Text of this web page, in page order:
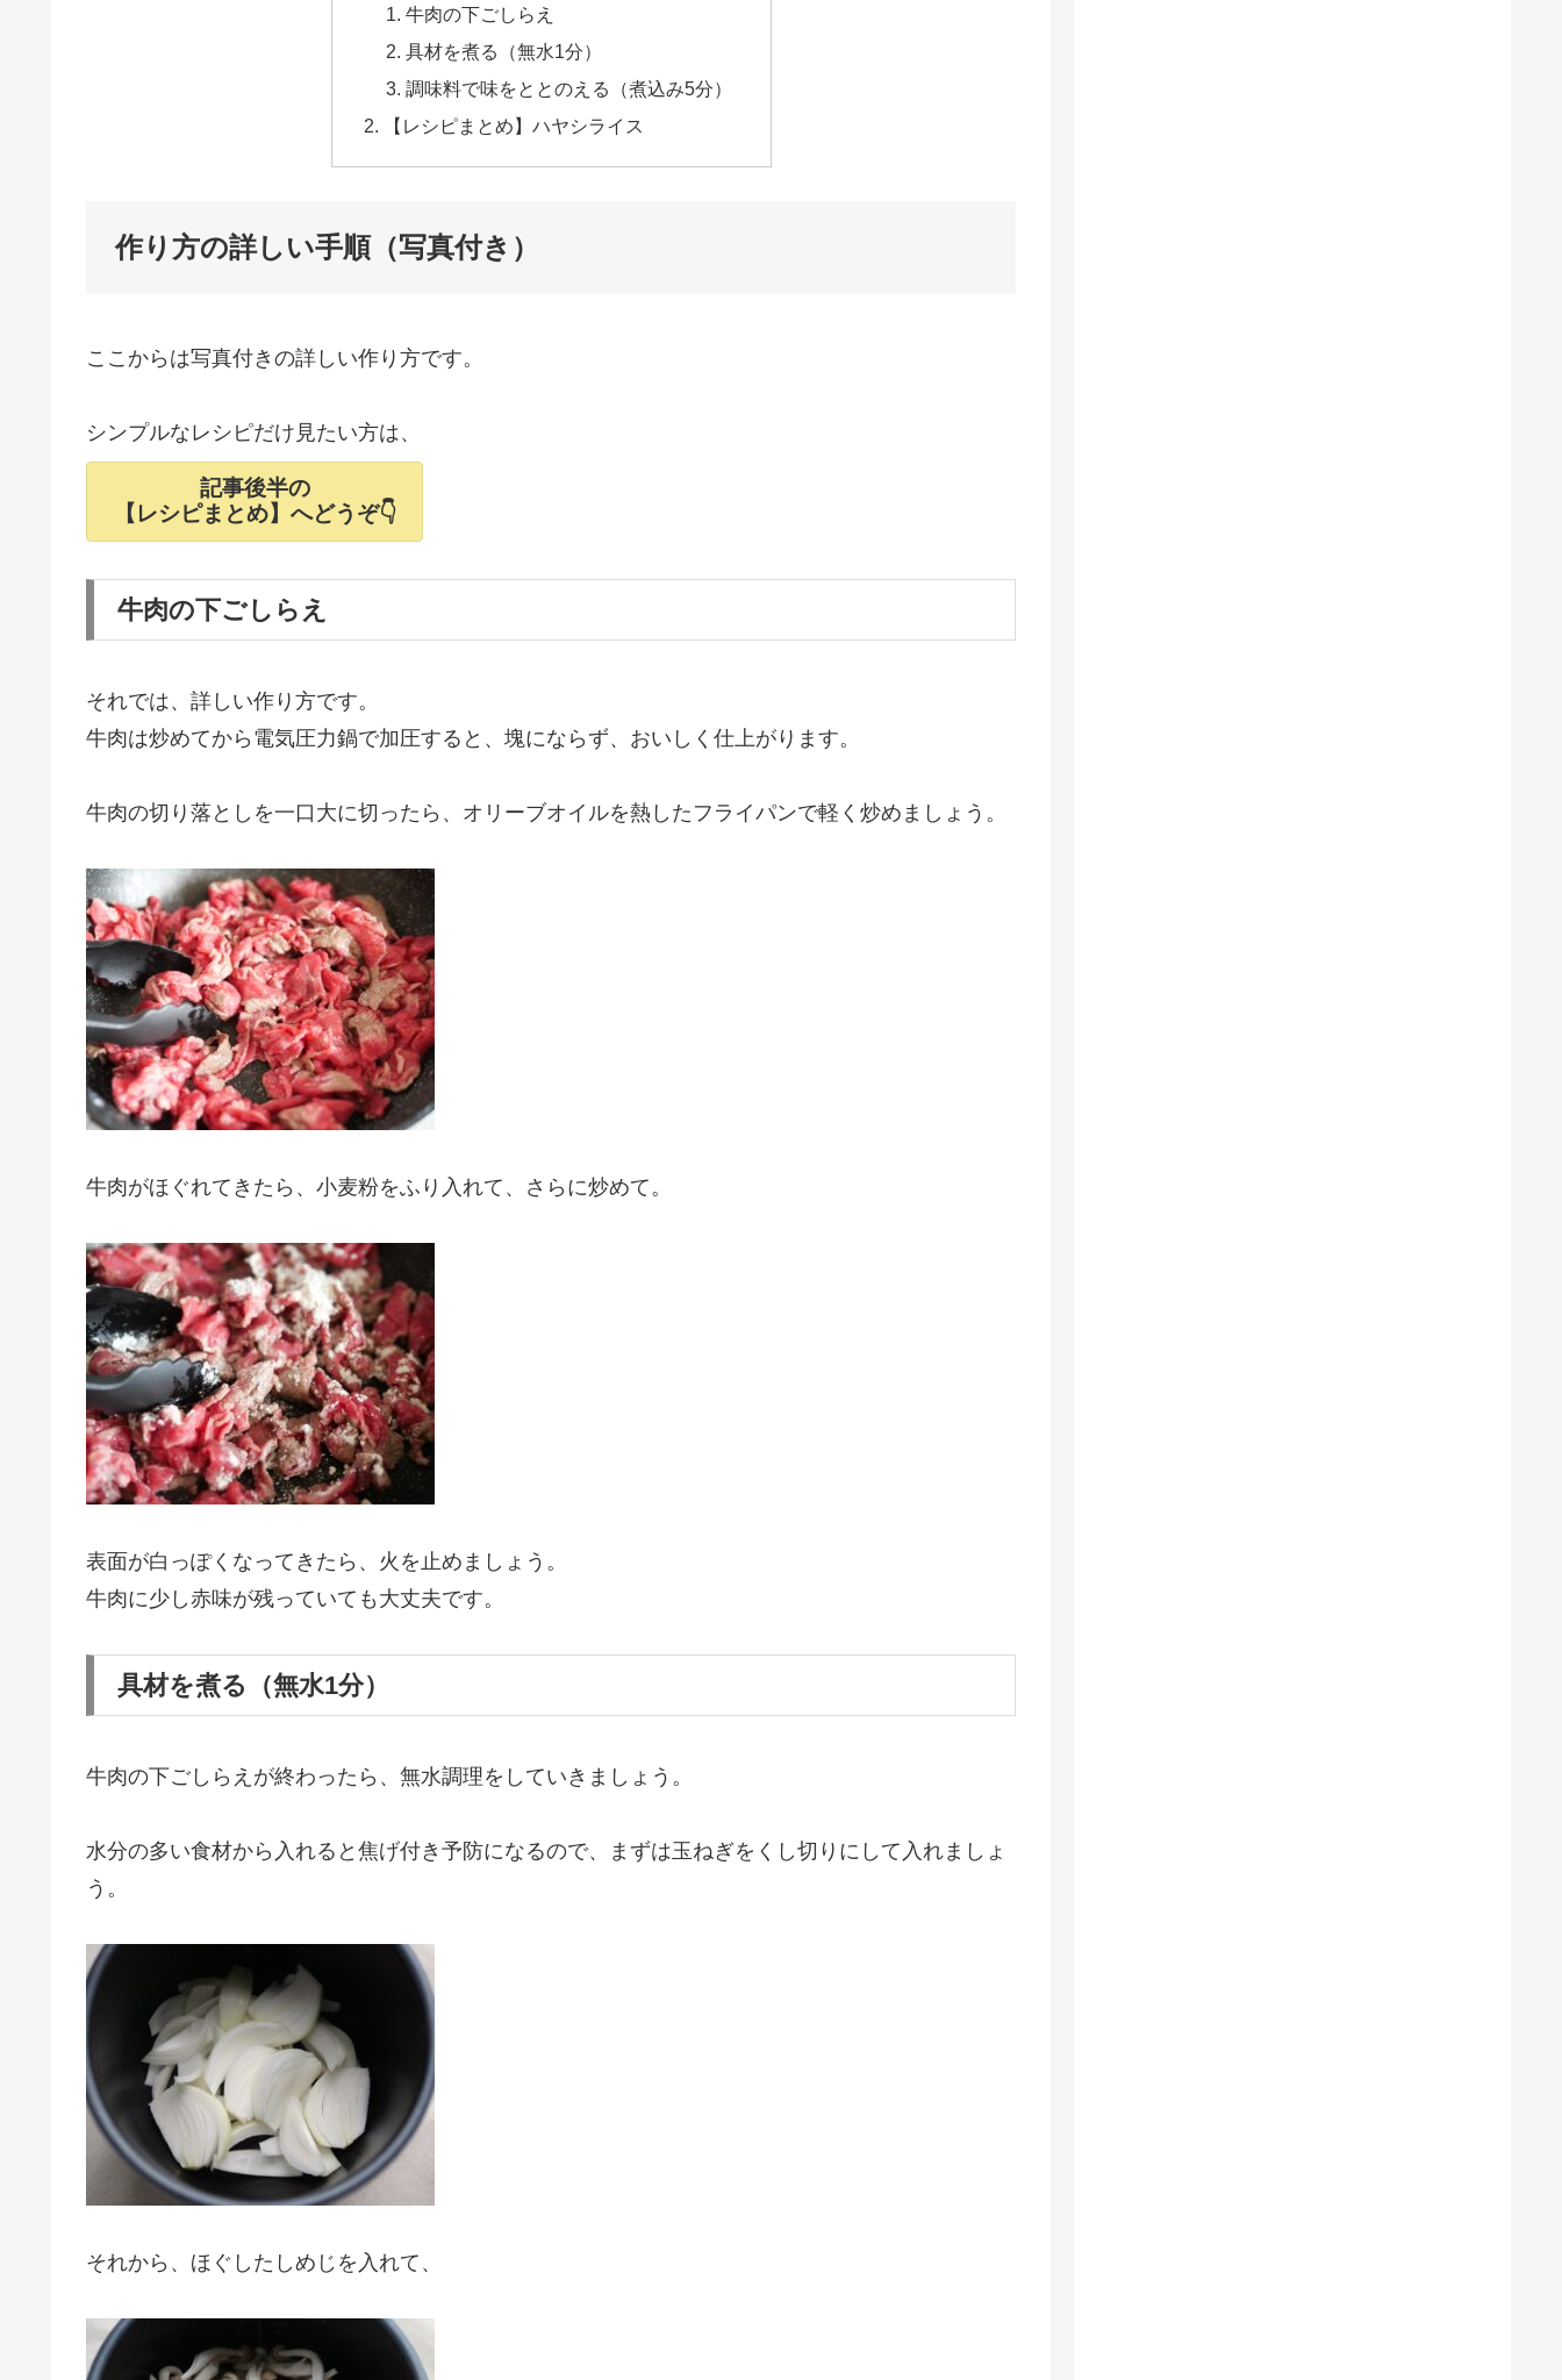
牛肉の下ごしらえ
具材を煮る（無水1分）
調味料で味をととのえる（煮込み5分）
【レシピまとめ】ハヤシライス
作り方の詳しい手順（写真付き）
ここからは写真付きの詳しい作り方です。
シンプルなレシピだけ見たい方は、
記事後半の
【レシピまとめ】へどうぞ👇
牛肉の下ごしらえ
それでは、詳しい作り方です。
牛肉は炒めてから電気圧力鍋で加圧すると、塊にならず、おいしく仕上がります。
牛肉の切り落としを一口大に切ったら、オリーブオイルを熱したフライパンで軽く炒めましょう。
牛肉がほぐれてきたら、小麦粉をふり入れて、さらに炒めて。
表面が白っぽくなってきたら、火を止めましょう。
牛肉に少し赤味が残っていても大丈夫です。
具材を煮る（無水1分）
牛肉の下ごしらえが終わったら、無水調理をしていきましょう。
水分の多い食材から入れると焦げ付き予防になるので、まずは玉ねぎをくし切りにして入れましょ
う。
それから、ほぐしたしめじを入れて、